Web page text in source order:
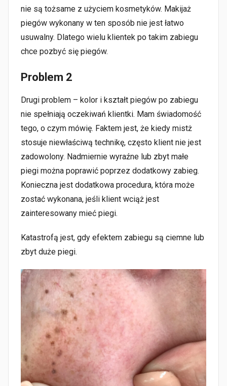
nie są tożsame z użyciem kosmetyków. Makijaż
piegów wykonany w ten sposób nie jest łatwo
usuwalny. Dlatego wielu klientek po takim zabiegu
chce pozbyć się piegów.
Problem 2
Drugi problem – kolor i kształt piegów po zabiegu
nie spełniają oczekiwań klientki. Mam świadomość
tego, o czym mówię. Faktem jest, że kiedy mistż
stosuje niewłaściwą technikę, często klient nie jest
zadowolony. Nadmiernie wyraźne lub zbyt małe
piegi można poprawić poprzez dodatkowy zabieg.
Konieczna jest dodatkowa procedura, która może
zostać wykonana, jeśli klient wciąż jest
zainteresowany mieć piegi.
Katastrofą jest, gdy efektem zabiegu są ciemne lub
zbyt duże piegi.